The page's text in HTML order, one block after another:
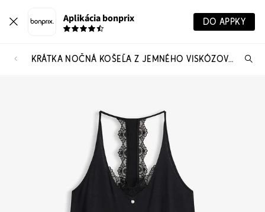
Aplikácia bonprix DO APPKY
KRÁTKA NOČNÁ KOŠEĽA Z JEMNÉHO VISKÓZOVÉHO MIXU